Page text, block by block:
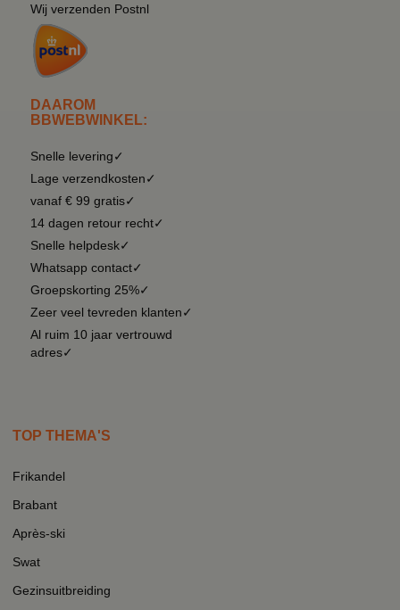
Wij verzenden Postnl
DAAROM
BBWEBWINKEL:
Snelle levering✓
Lage verzendkosten✓
vanaf € 99 gratis✓
14 dagen retour recht✓
Snelle helpdesk✓
Whatsapp contact✓
Groepskorting 25%✓
Zeer veel tevreden klanten✓
Al ruim 10 jaar vertrouwd
adres✓
TOP THEMA'S
Frikandel
Brabant
Après-ski
Swat
Gezinsuitbreiding